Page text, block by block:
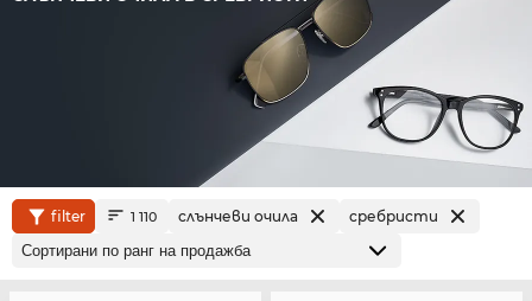
filter 1 110 слънчеви очила сребристи